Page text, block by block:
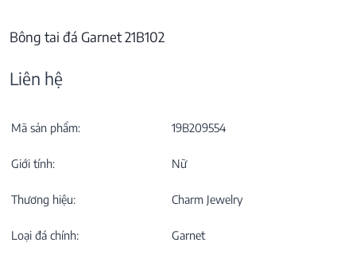
Bông tai đá Garnet 21B102
Liên hệ
Mã sản phẩm: 19B209554
Giới tính: Nữ
Thương hiệu: Charm Jewelry
Loại đá chính: Garnet